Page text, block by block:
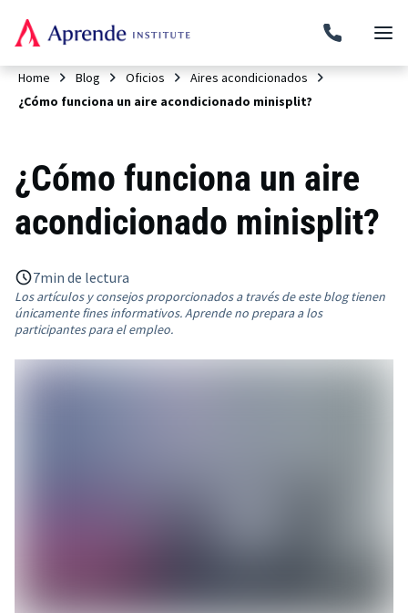
Home Blog Oficios
Aires acondicionados
¿Cómo funciona un aire acondicionado minisplit?
¿Cómo funciona un aire
acondicionado minisplit?
7min de lectura
Los artículos y consejos proporcionados a través de este blog tienen
únicamente fines informativos. Aprende no prepara a los
participantes para el empleo.